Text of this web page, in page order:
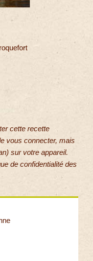
cette recette
vous connecter, mais
sur votre appareil.
de confidentialité des